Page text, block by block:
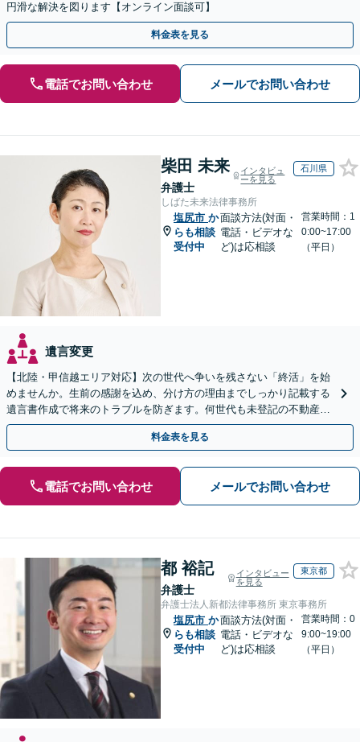
円滑な解決を図ります【オンライン面談可】
料金表を見る
電話でお問い合わせ メールでお問い合わせ
柴田 未来
弁護士
インタビュ
ーを見る
石川県
しばた未来法律事務所
塩尻市 か
らも相談
受付中
面談方法(対面・
電話・ビデオな
ど)は応相談
営業時間：1
0:00~17:00
（平日）
遺言変更
【北陸・甲信越エリア対応】次の世代へ争いを残さない「終活」を始
めませんか。生前の感謝を込め、分け方の理由までしっかり記載する
遺言書作成で将来のトラブルを防ぎます。何世代も未登記の不動産問
題も対応可能。【電話相談・WEB面談可】
料金表を見る
電話でお問い合わせ メールでお問い合わせ
都 裕記
弁護士
インタビュー
を見る
東京都
弁護士法人新都法律事務所 東京事務所
塩尻市 か
らも相談
受付中
面談方法(対面・
電話・ビデオな
ど)は応相談
営業時間：0
9:00~19:00
（平日）